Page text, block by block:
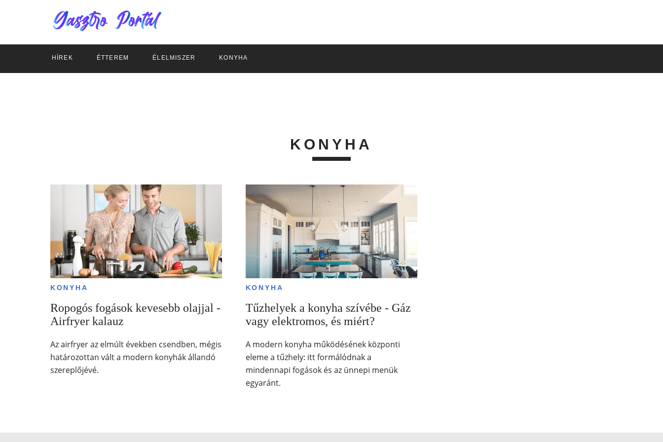
HÍREK ÉTTEREM ÉLELMISZER KONYHA
KONYHA
KONYHA
Ropogós fogások kevesebb olajjal -
Airfryer kalauz
Az airfryer az elmúlt években csendben, mégis
határozottan vált a modern konyhák állandó
szereplőjévé.
KONYHA
Tűzhelyek a konyha szívébe - Gáz
vagy elektromos, és miért?
A modern konyha működésének központi
eleme a tűzhely: itt formálódnak a
mindennapi fogások és az ünnepi menük
egyaránt.